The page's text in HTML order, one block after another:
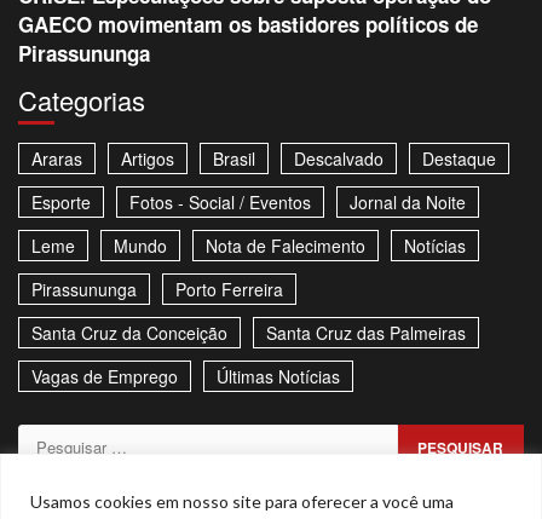
Usamos cookies em nosso site para oferecer a você uma
GAECO movimentam os bastidores políticos de
Pirassununga
Categorias
Araras Artigos Brasil Descalvado
Destaque
Esporte
Fotos - Social / Eventos
Jornal da Noite
Leme
Mundo Nota de Falecimento
Notícias
Pirassununga
Porto Ferreira
Santa Cruz da Conceição
Santa Cruz das Palmeiras
Vagas de Emprego
Últimas Notícias
Pesquisar
Sitemap Política de Privacidade Contato